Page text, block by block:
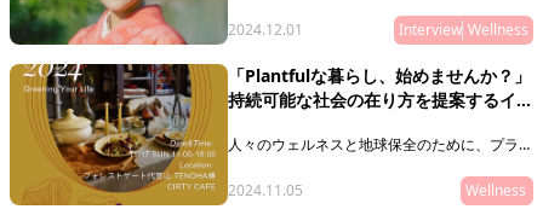
Momoeさんにインタビュー。食べる瞑想
「Zen Eating」とは、今日からできる、幸せな
のとつながっているということを気づかせてく
れます。Momoeさんが、Zen Eatingを通して
問われる、本質的なWell-beingとは。
2024.12.01 Interview Wellness
「Plantfulな暮らし、始めませんか？」
持続可能な社会の在り方を提案するイベ
人々のウェルネスと地球保全のために、プラン
イタリア在住のヴェルヌ華子氏の来日に合わせ
て、環境活動家である深本南氏を招いたイベン
2024.11.05 Wellness